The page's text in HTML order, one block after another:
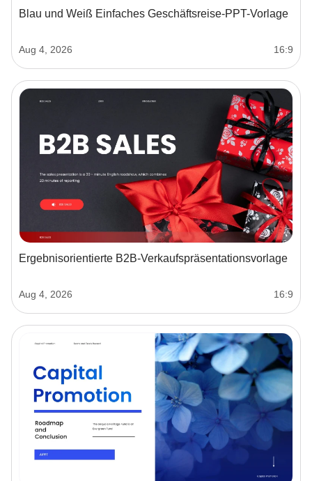
Blau und Weiß Einfaches Geschäftsreise-PPT-Vorlage
Aug 4, 2026 16:9
Ergebnisorientierte B2B-Verkaufspräsentationsvorlage
Aug 4, 2026 16:9